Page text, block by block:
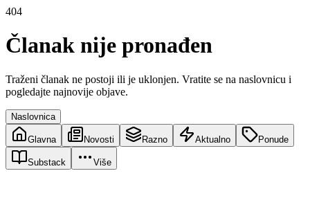
404
Članak nije pronađen
Traženi članak ne postoji ili je uklonjen. Vratite se na naslovnicu i
pogledajte najnovije objave.
Naslovnica
Glavna Novosti Razno Aktualno Ponude
Substack Više